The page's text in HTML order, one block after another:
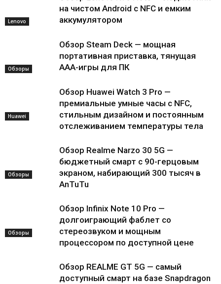
Lenovo
на чистом Android с NFC и емким
аккумулятором
Обзоры
Обзор Steam Deck — мощная
портативная приставка, тянущая
AAA-игры для ПК
Huawei
Обзор Huawei Watch 3 Pro —
премиальные умные часы с NFC,
стильным дизайном и постоянным
отслеживанием температуры тела
Обзоры
Обзор Realme Narzo 30 5G —
бюджетный смарт с 90-герцовым
экраном, набирающий 300 тысяч в
AnTuTu
Обзоры
Обзор Infinix Note 10 Pro —
долгоиграющий фаблет со
стереозвуком и мощным
процессором по доступной цене
Обзор REALME GT 5G — самый
доступный смарт на базе Snapdragon